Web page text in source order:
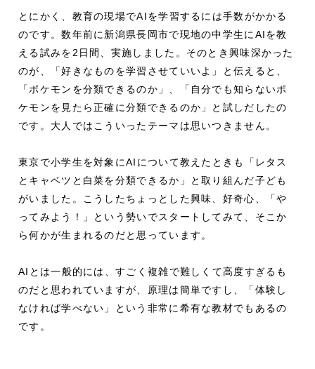
とにかく、教育の現場でAIを学習するには手数がかかる
のです。数年前に新潟県長岡市で現地の中学生にAIを教
える試みを2日間、実施しました。そのとき興味深かった
のが、「好きなものを学習させていいよ」と伝えると、
「ポケモンを分類できるのか」、「自分でも知らないポ
ケモンを見たら正確に分類できるのか」と試しだしたの
です。大人ではこういったテーマは思いつきません。
東京で小学生を対象にAIについて教えたときも「レタス
とキャベツと白菜を分類できるか」と取り組んだ子ども
がいました。こうしたちょっとした興味、好奇心、「や
ってみよう！」という勢いでスタートしてみて、そこか
ら何かが生まれるのだと思っています。
AIとは一般的には、すごく複雑で難しくて高度すぎるも
のだと思われていますが、原理は簡単ですし、「体験し
なければ学べない」という非常に希有な教材でもあるの
です。